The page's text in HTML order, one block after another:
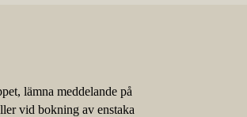
lämna meddelande på
vid bokning av enstaka